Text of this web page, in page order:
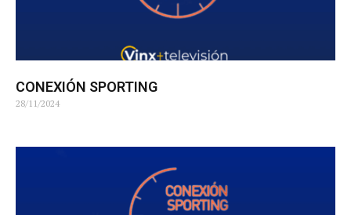
CONEXIÓN SPORTING
28/11/2024